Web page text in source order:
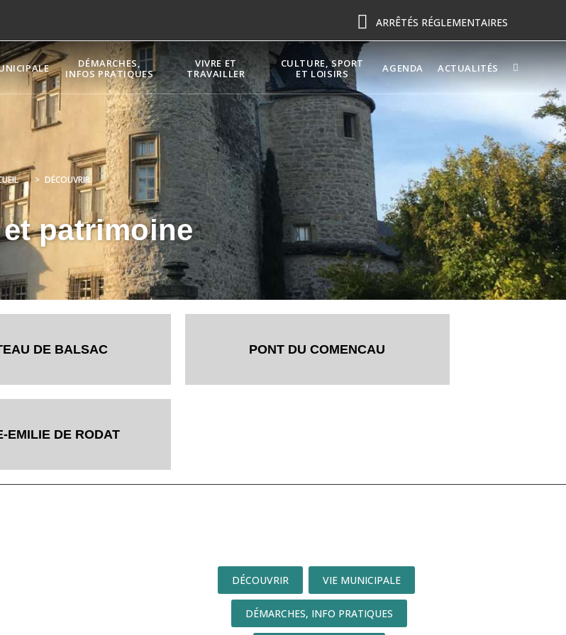
ARRÊTÉS RÉGLEMENTAIRES
DÉMARCHES,
INFOS PRATIQUES
VIVRE ET
TRAVAILLER
CULTURE, SPORT
ET LOISIRS
AGENDA ACTUALITÉS
> DÉCOUVRIR
patrimoine
DE BALSAC PONT DU COMENCAU
EMILIE DE RODAT
DÉCOUVRIR VIE MUNICIPALE
DÉMARCHES, INFO PRATIQUES